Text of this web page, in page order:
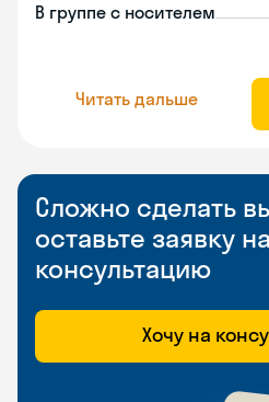
В группе с носителем
Читать дальше
Сложно сделать
оставьте заявку
консультацию
Хочу на